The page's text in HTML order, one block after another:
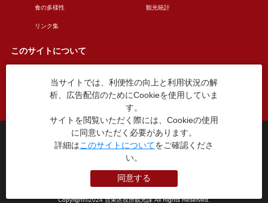
食の多様性 観光統計
リンク集
このサイトについて
このサイトについて 広告掲載について
お問い合わせ
台東区役所観光課
〒110-8615 東京都台東区東上野4丁目5番6号
TEL：03-5246-1151
本WEBサイトに掲就されている全データについて無断転載・引用を禁じます。
Copyright©2024 台東区役所観光課 All Rights Reserved.
当サイトでは、利便性の向上と利用状況の解
析、広告配信のためにCookieを使用していま
す。
サイトを閲覧いただく際には、Cookieの使用
に同意いただく必要があります。
詳細はこのサイトについてをご確認くださ
い。
同意する